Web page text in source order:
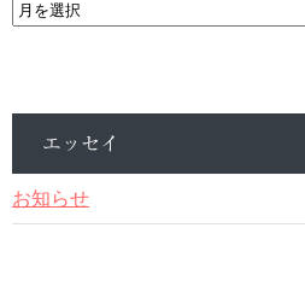
カ
エッセイ
お知らせ